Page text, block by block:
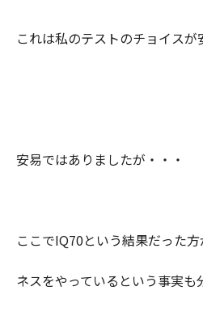
これは私のテストのチョイスが
安易ではありましたが・・・
ここでIQ70という結果だった
ネスをやっているという事実も